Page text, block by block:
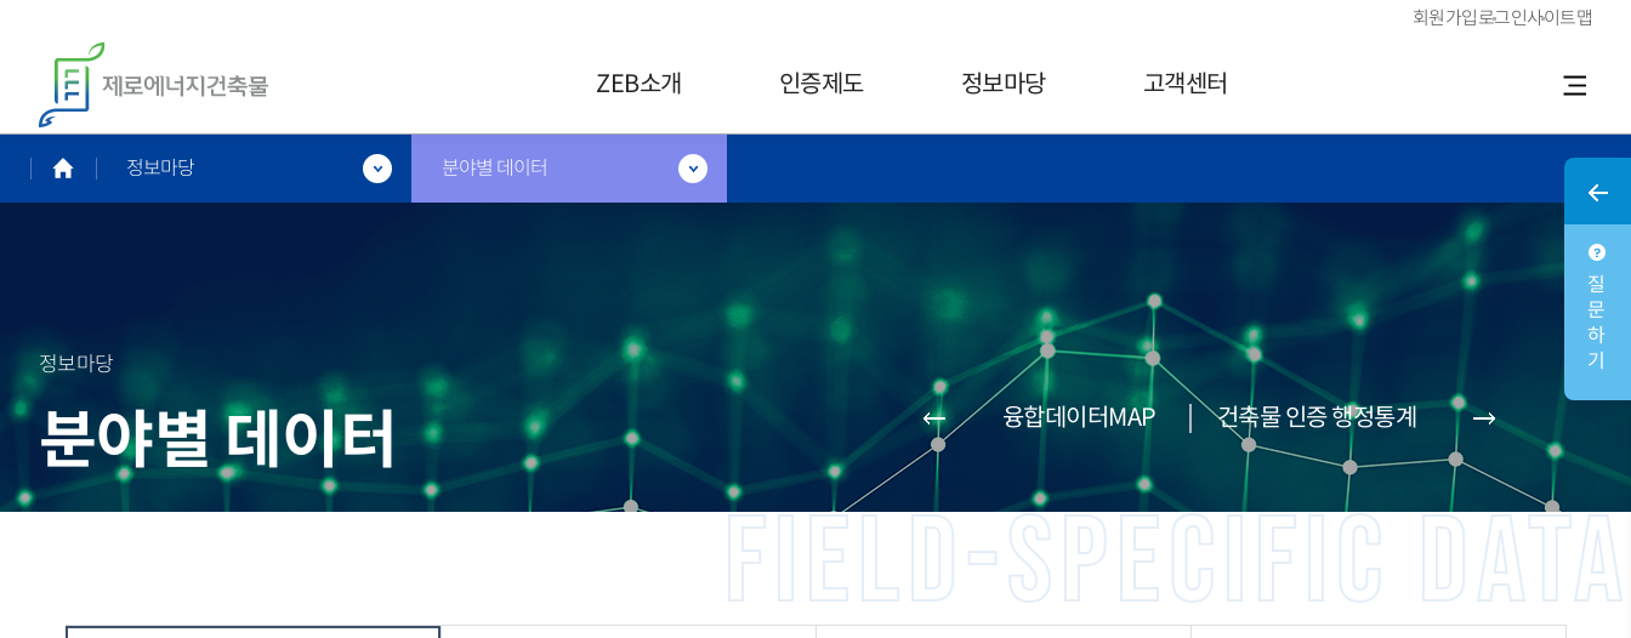
회원가입로그인사이트맵
ZEB소개 인증제도 정보마당 고객센터
정보마당 분야별 데이터
정보마당
분야별 데이터 융합데이터MAP 건축물 인증 행정통계
Field-specific data
질문하기